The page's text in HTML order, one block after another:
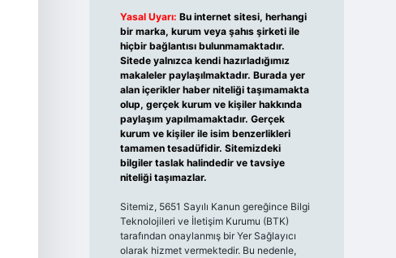
Yasal Uyarı: Bu internet sitesi, herhangi
bir marka, kurum veya şahıs şirketi ile
hiçbir bağlantısı bulunmamaktadır.
Sitede yalnızca kendi hazırladığımız
makaleler paylaşılmaktadır. Burada yer
alan içerikler haber niteliği taşımamakta
olup, gerçek kurum ve kişiler hakkında
paylaşım yapılmamaktadır. Gerçek
kurum ve kişiler ile isim benzerlikleri
tamamen tesadüfidir. Sitemizdeki
bilgiler taslak halindedir ve tavsiye
niteliği taşımazlar.
Sitemiz, 5651 Sayılı Kanun gereğince Bilgi
Teknolojileri ve İletişim Kurumu (BTK)
tarafından onaylanmış bir Yer Sağlayıcı
olarak hizmet vermektedir. Bu nedenle,